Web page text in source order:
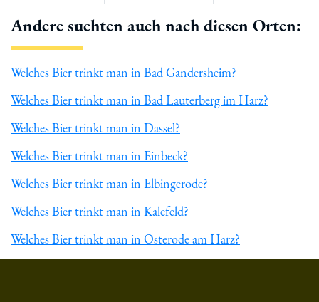
Andere suchten auch nach diesen Orten:
Welches Bier trinkt man in Bad Gandersheim?
Welches Bier trinkt man in Bad Lauterberg im Harz?
Welches Bier trinkt man in Dassel?
Welches Bier trinkt man in Einbeck?
Welches Bier trinkt man in Elbingerode?
Welches Bier trinkt man in Kalefeld?
Welches Bier trinkt man in Osterode am Harz?